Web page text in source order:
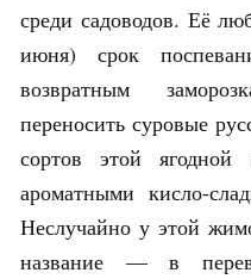
среди садоводов. Её
июня) срок
возвратным
переносить суровые
сортов этой
ароматными кисло-
Неслучайно у этой
название — в